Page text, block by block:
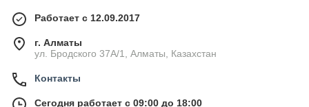
Работает с 12.09.2017
г. Алматы
ул. Бродского 37А/1, Алматы, Казахстан
Контакты
Сегодня работает с 09:00 до 18:00